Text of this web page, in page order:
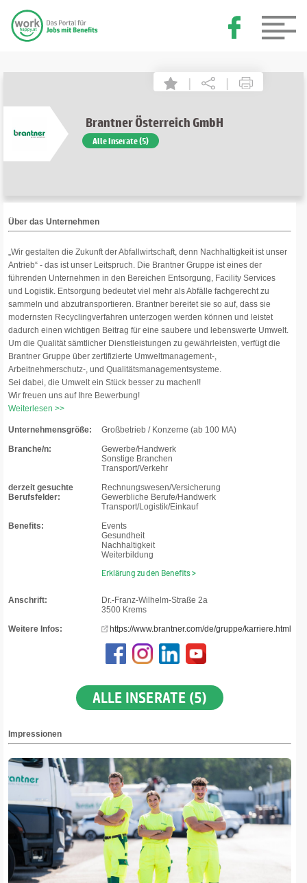
| |
Brantner Österreich GmbH
Alle Inserate (5)
Über das Unternehmen
„Wir gestalten die Zukunft der Abfallwirtschaft, denn Nachhaltigkeit ist unser
Antrieb“ - das ist unser Leitspruch. Die Brantner Gruppe ist eines der
führenden Unternehmen in den Bereichen Entsorgung, Facility Services
und Logistik. Entsorgung bedeutet viel mehr als Abfälle fachgerecht zu
sammeln und abzutransportieren. Brantner bereitet sie so auf, dass sie
modernsten Recyclingverfahren unterzogen werden können und leistet
dadurch einen wichtigen Beitrag für eine saubere und lebenswerte Umwelt.
Um die Qualität sämtlicher Dienstleistungen zu gewährleisten, verfügt die
Brantner Gruppe über zertifizierte Umweltmanagement-,
Arbeitnehmerschutz-, und Qualitätsmanagementsysteme.
Sei dabei, die Umwelt ein Stück besser zu machen!!
Wir freuen uns auf Ihre Bewerbung!
Weiterlesen >>
Unternehmensgröße:
Großbetrieb / Konzerne (ab 100 MA)
Branche/n:
Gewerbe/Handwerk
Sonstige Branchen
Transport/Verkehr
derzeit gesuchte
Berufsfelder:
Rechnungswesen/Versicherung
Gewerbliche Berufe/Handwerk
Transport/Logistik/Einkauf
Benefits:
Events
Gesundheit
Nachhaltigkeit
Weiterbildung
Erklärung zu den Benefits >
Anschrift:
Dr.-Franz-Wilhelm-Straße 2a
3500 Krems
Weitere Infos:
https://www.brantner.com/de/gruppe/karriere.html
ALLE INSERATE (5)
Impressionen